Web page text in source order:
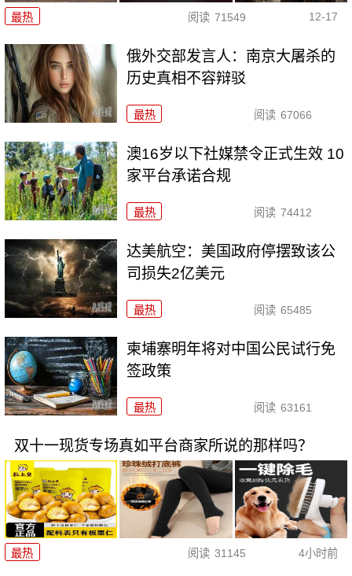
最热 阅读 71549 12-17
俄外交部发言人：南京大屠杀的
历史真相不容辩驳
最热 阅读 67066
澳16岁以下社媒禁令正式生效 10
家平台承诺合规
最热 阅读 74412
达美航空：美国政府停摆致该公
司损失2亿美元
最热 阅读 65485
柬埔寨明年将对中国公民试行免
签政策
最热 阅读 63161
双十一现货专场真如平台商家所说的那样吗？
最热 阅读 31145 4小时前